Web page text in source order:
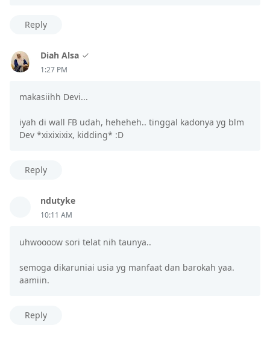
Reply
Diah Alsa
1:27 PM
makasiihh Devi...
iyah di wall FB udah, heheheh.. tinggal kadonya yg blm
Dev *xixixixix, kidding* :D
Reply
ndutyke
10:11 AM
uhwoooow sori telat nih taunya..
semoga dikaruniai usia yg manfaat dan barokah yaa.
aamiin.
Reply